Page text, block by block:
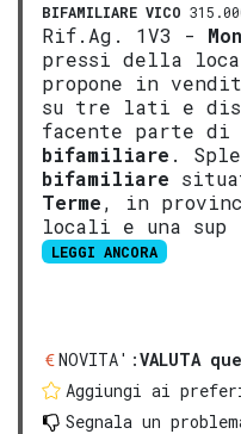
BIFAMILIARE VICO
Rif.Ag. 1V3 -
pressi della
propone in
su tre lati e
facente parte di
bifamiliare .
bifamiliare
Terme, in
locali e una sup
LEGGI ANCORA
NOVITA':VALUTA
Aggiungi ai
Segnala un